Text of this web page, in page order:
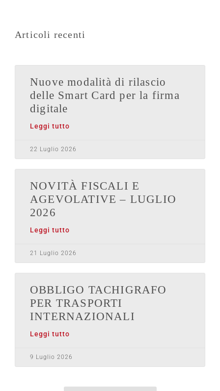
Articoli recenti
Nuove modalità di rilascio
delle Smart Card per la firma
digitale
Leggi tutto
22 Luglio 2026
NOVITÀ FISCALI E
AGEVOLATIVE – LUGLIO
2026
Leggi tutto
21 Luglio 2026
OBBLIGO TACHIGRAFO
PER TRASPORTI
INTERNAZIONALI
Leggi tutto
9 Luglio 2026